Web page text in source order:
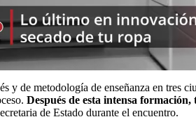
y de metodología de enseñanza en
Después de esta intensa
de Estado durante el encuentro.